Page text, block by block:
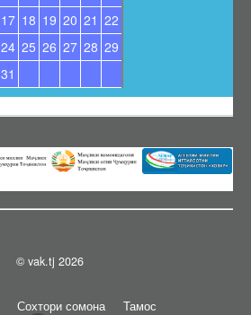
17 18 19 20 21 22
24 25 26 27 28 29
31
© vak.tj 2026
Сохтори сомона Тамос